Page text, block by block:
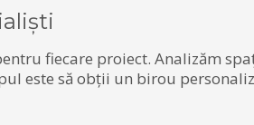
fiecare proiect. Analizăm
este să obții un birou